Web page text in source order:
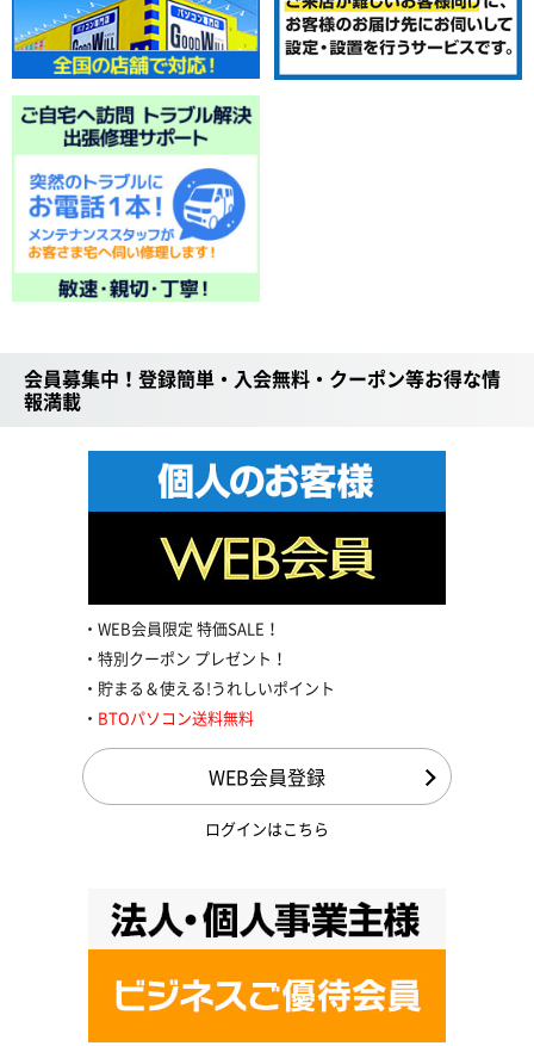
会員募集中！登録簡単・入会無料・クーポン等お得な情
報満載
WEB会員限定 特価SALE！
特別クーポン プレゼント！
貯まる＆使える!うれしいポイント
BTOパソコン送料無料
WEB会員登録
ログインはこちら